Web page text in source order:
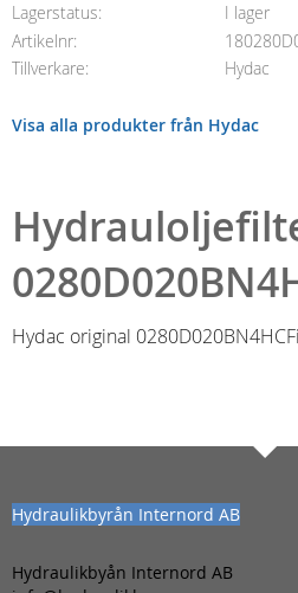
Lagerstatus
I lager
Artikelnr
Tillverkare
Hydac
Visa alla produkter från Hydac
Hydac original
Hydraulikbyrån Internord AB
Hydraulikbyån Internord AB